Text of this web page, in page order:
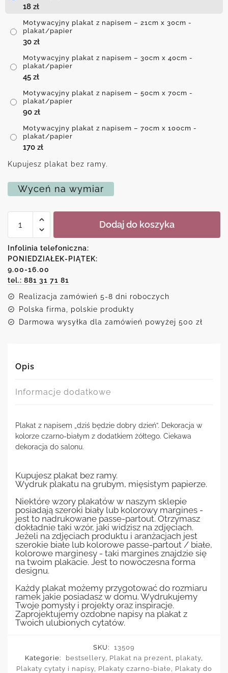
18 zł
Motywacyjny plakat z napisem – 21cm x 30cm -
plakat/papier
30 zł
Motywacyjny plakat z napisem – 30cm x 40cm -
plakat/papier
45 zł
Motywacyjny plakat z napisem – 50cm x 70cm -
plakat/papier
90 zł
Motywacyjny plakat z napisem – 70cm x 100cm -
plakat/papier
170 zł
Kupujesz plakat bez ramy.
Wyceń na wymiar
Motywacyjny
napisem
Dodaj do koszyka
Infolinia telefoniczna:
PONIEDZIAŁEK-PIĄTEK:
9.00-16.00
tel.: 881 31 71 81
Realizacja zamówień 5-8 dni roboczych
Polska firma, polskie produkty
Darmowa wysyłka dla zamówień powyżej 500 zł
Opis
Informacje dodatkowe
Plakat z napisem „dziś będzie dobry dzień”. Dekoracja w
kolorze czarno-białym z dodatkiem żółtego. Ciekawa
dekoracja do salonu.
Kupujesz plakat bez ramy.
Wydruk plakatu na grubym, mięsistym papierze.
Niektóre wzory plakatów w naszym sklepie
posiadają szeroki biały lub kolorowy margines -
jest to nadrukowane passe-partout. Otrzymasz
dokładnie taki wzór, jaki widzisz na zdjęciach.
Jeżeli na zdjęciach produktu i aranżacjach jest
szerokie białe lub kolorowe passe-partout / białe,
kolorowe marginesy - taki margines znajdzie się
na twoim plakacie. Jest to nowoczesna forma
designu.
Każdy plakat możemy przygotować do rozmiaru
ramek jakie posiadasz w domu. Wydrukujemy
Twoje pomysły i projekty oraz inspiracje.
Zaprojektujemy ozdobne napisy na plakat z
Twoich ulubionych cytatów.
SKU:
13509
Kategorie:
bestsellery Plakat na prezent plakaty
Plakaty cytaty i napisy, Plakaty czarno-białe
Plakaty do